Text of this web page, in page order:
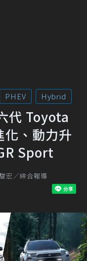
PHEV Hybrid
代 Toyota
化、動力升
Sport
宏／綜合報導